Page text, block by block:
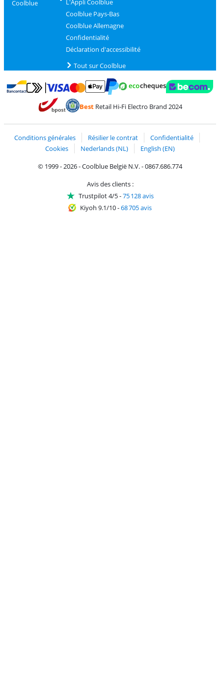
Coolblue
L'Appli Coolblue
Coolblue Pays-Bas
Coolblue Allemagne
Confidentialité
Déclaration d'accessibilité
Tout sur Coolblue
Payer avec Bancontact
Payer avec MasterCard et Visa via ClickToPay
BestRetail Hi-Fi Electro Brand 2024
Conditions générales Résilier le contrat
Confidentialité
Cookies
Nederlands (NL)
English (EN)
© 1999 - 2026 - Coolblue België N.V. - 0867.686.774
Avis des clients :
Trustpilot 4/5-75 128 avis
Kiyoh 9.1/10-68 705 avis